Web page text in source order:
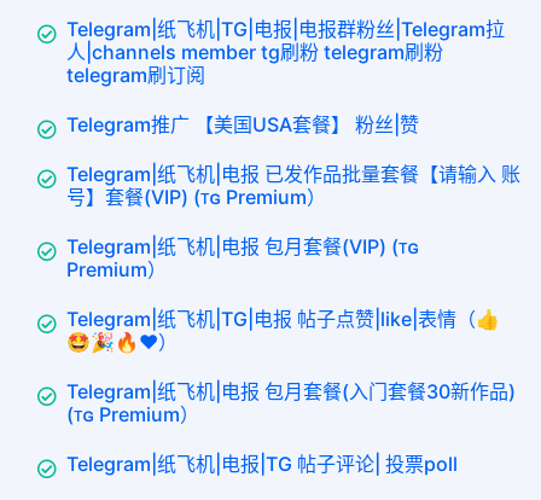
Telegram|纸飞机|TG|电报|电报群粉丝|Telegram拉
人|channels member tg刷粉 telegram刷粉
telegram刷订阅
Telegram推广 【美国USA套餐】 粉丝|赞
Telegram|纸飞机|电报 已发作品批量套餐【请输入 账
号】套餐(VIP) (ᴛɢ Premium）
Telegram|纸飞机|电报 包月套餐(VIP) (ᴛɢ
Premium）
Telegram|纸飞机|TG|电报 帖子点赞|like|表情（👍
🤩🎉🔥❤️）
Telegram|纸飞机|电报 包月套餐(入门套餐30新作品)
(ᴛɢ Premium）
Telegram|纸飞机|电报|TG 帖子评论| 投票poll